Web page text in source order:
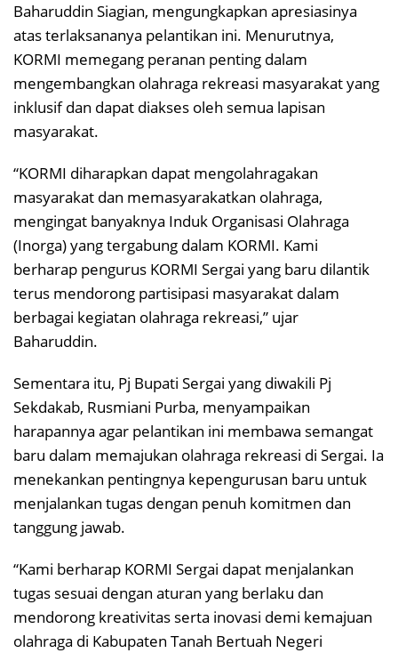
Baharuddin Siagian, mengungkapkan apresiasinya
atas terlaksananya pelantikan ini. Menurutnya,
KORMI memegang peranan penting dalam
mengembangkan olahraga rekreasi masyarakat yang
inklusif dan dapat diakses oleh semua lapisan
masyarakat.
“KORMI diharapkan dapat mengolahragakan
masyarakat dan memasyarakatkan olahraga,
mengingat banyaknya Induk Organisasi Olahraga
(Inorga) yang tergabung dalam KORMI. Kami
berharap pengurus KORMI Sergai yang baru dilantik
terus mendorong partisipasi masyarakat dalam
berbagai kegiatan olahraga rekreasi,” ujar
Baharuddin.
Sementara itu, Pj Bupati Sergai yang diwakili Pj
Sekdakab, Rusmiani Purba, menyampaikan
harapannya agar pelantikan ini membawa semangat
baru dalam memajukan olahraga rekreasi di Sergai. Ia
menekankan pentingnya kepengurusan baru untuk
menjalankan tugas dengan penuh komitmen dan
tanggung jawab.
“Kami berharap KORMI Sergai dapat menjalankan
tugas sesuai dengan aturan yang berlaku dan
mendorong kreativitas serta inovasi demi kemajuan
olahraga di Kabupaten Tanah Bertuah Negeri